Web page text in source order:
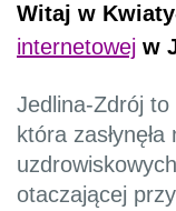
Witaj w
internetowej w
Jedlina-Zdrój
która
otaczającej